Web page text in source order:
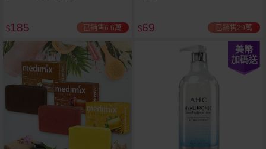
$185 已銷售6.6萬 $69 已銷售29萬
美幣
加碼送